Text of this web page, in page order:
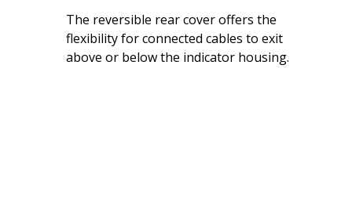
The reversible rear cover offers the
flexibility for connected cables to exit
above or below the indicator housing.